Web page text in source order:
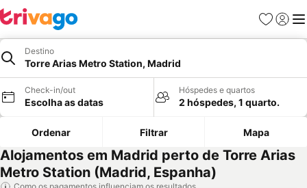
Favoritos
Iniciar
Destino
Torre Arias Metro Station, Madrid
Check-in/out
Escolha as datas
Hóspedes e quartos
2 hóspedes, 1 quarto.
Ordenar Filtrar Mapa
Alojamentos em Madrid perto de Torre Arias
Metro Station (Madrid, Espanha)